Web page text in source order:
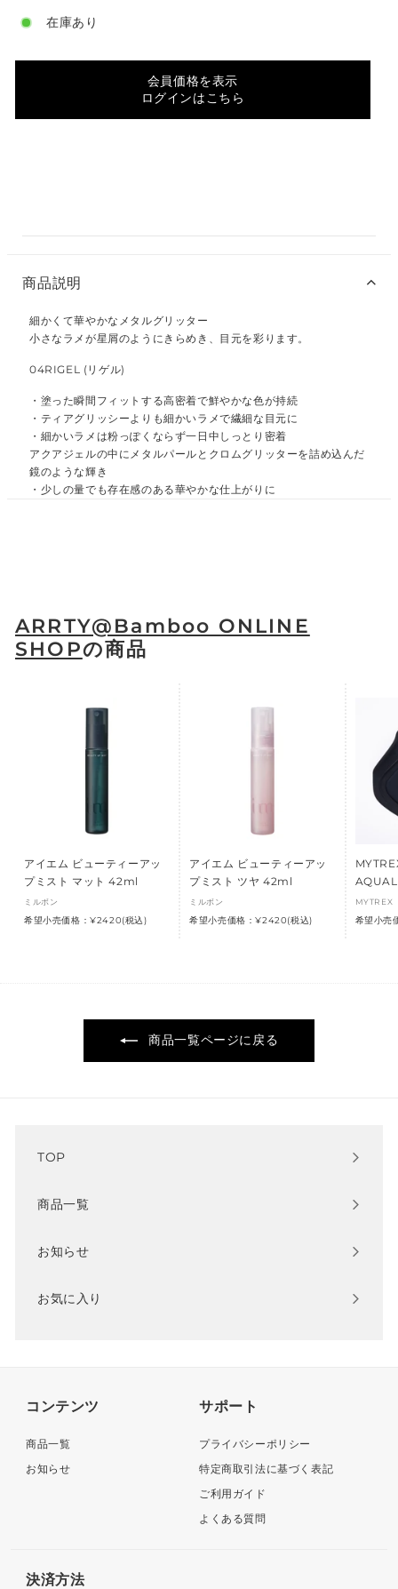
在庫あり
会員価格を表示
ログインはこちら
商品説明
細かくて華やかなメタルグリッター
小さなラメが星屑のようにきらめき、目元を彩ります。
04RIGEL (リゲル)
・塗った瞬間フィットする高密着で鮮やかな色が持続
・ティアグリッシーよりも細かいラメで繊細な目元に
・細かいラメは粉っぽくならず一日中しっとり密着
アクアジェルの中にメタルパールとクロムグリッターを詰め込んだ
鏡のような輝き
・少しの量でも存在感のある華やかな仕上がりに
ARRTY@Bamboo ONLINE
SHOPの商品
アイエム ビューティーアッ
プミスト マット 42ml
ミルボン
希望小売価格：¥2420(税込)
アイエム ビューティーアッ
プミスト ツヤ 42ml
ミルボン
希望小売価格：¥2420(税込)
MYTREX
希望小売
商品一覧ページに戻る
TOP
商品一覧
お知らせ
お気に入り
コンテンツ
商品一覧
お知らせ
サポート
プライバシーポリシー
特定商取引法に基づく表記
ご利用ガイド
よくある質問
決済方法